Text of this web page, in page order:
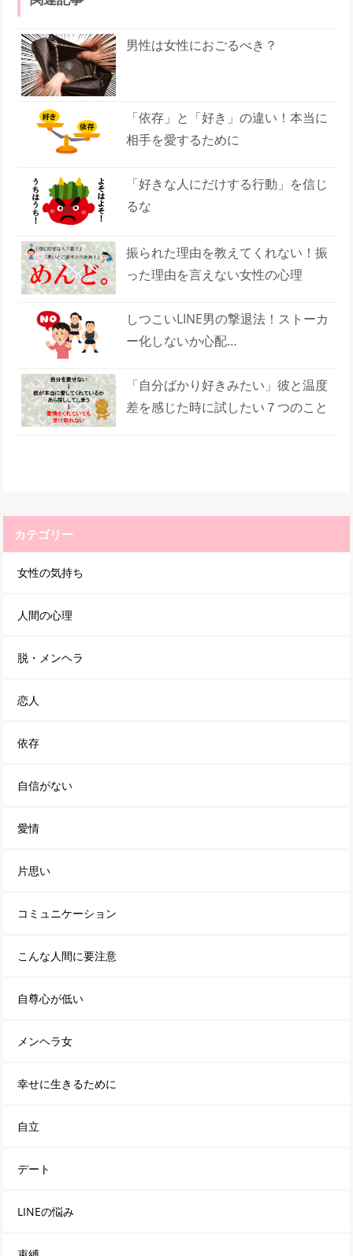
男性は女性におごるべき？
「依存」と「好き」の違い！本当に
相手を愛するために
「好きな人にだけする行動」を信じ
るな
振られた理由を教えてくれない！振
った理由を言えない女性の心理
しつこいLINE男の撃退法！ストーカ
ー化しないか心配…
「自分ばかり好きみたい」彼と温度
差を感じた時に試したい７つのこと
カテゴリー
女性の気持ち
人間の心理
脱・メンヘラ
恋人
依存
自信がない
愛情
片思い
コミュニケーション
こんな人間に要注意
自尊心が低い
メンヘラ女
幸せに生きるために
自立
デート
LINEの悩み